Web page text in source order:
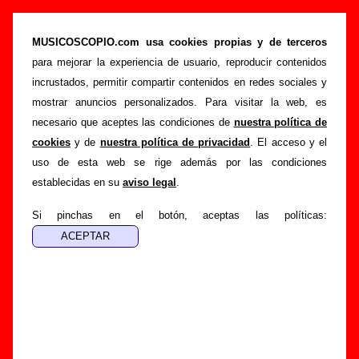
MUSICOSCOPIO.com usa cookies propias y de terceros
para mejorar la experiencia de usuario, reproducir contenidos
incrustados, permitir compartir contenidos en redes sociales y
mostrar anuncios personalizados. Para visitar la web, es
necesario que aceptes las condiciones de nuestra política de
cookies y de nuestra política de privacidad . El acceso y el
uso de esta web se rige además por las condiciones
establecidas en su aviso legal .
Si pinchas en el botón, aceptas las políticas:
Los Pilotos - Añadir o corregir información
Portada >Los Pilotos >Añadir
Si tienes información adicional, puedes enviar nueva
información o corregir la existente mediante el siguiente
formulario o escribiendo un e-mail a
guialven@musicoscopio.com.Gracias por tu
colaboración.
Nombre: